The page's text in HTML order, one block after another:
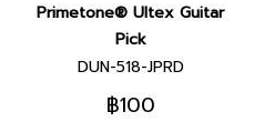
Primetone® Ultex Guitar
Pick
DUN-518-JPRD
฿100